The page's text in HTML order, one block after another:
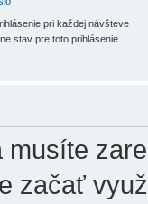
pri každej návšteve
stav pre toto prihlásenie
musíte
začať